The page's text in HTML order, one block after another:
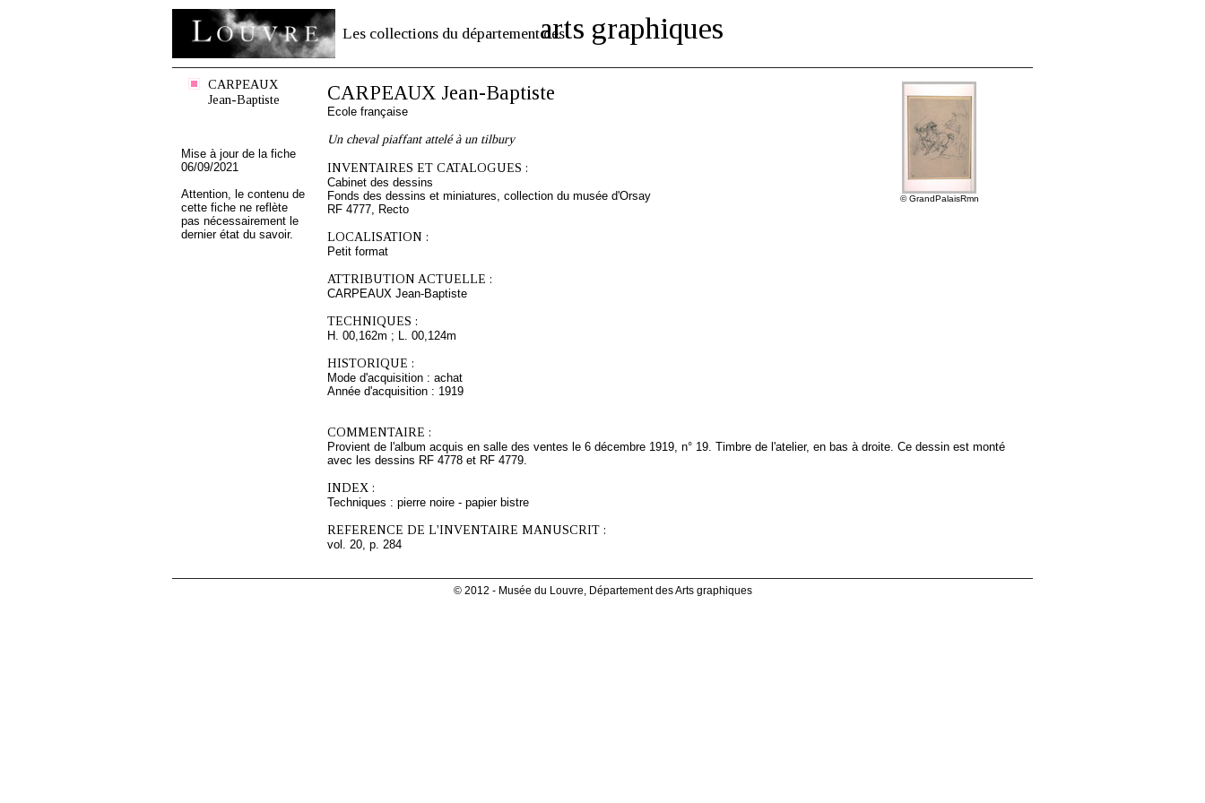
Les collections du département desarts graphiques
CARPEAUX
Jean-Baptiste
Mise à jour de la fiche
06/09/2021
Attention, le contenu de
cette fiche ne reflète
pas nécessairement le
dernier état du savoir.
© GrandPalaisRmn
CARPEAUX Jean-Baptiste
Ecole française
Un cheval piaffant attelé à un tilbury
INVENTAIRES ET CATALOGUES :
Cabinet des dessins
Fonds des dessins et miniatures, collection du musée d'Orsay
RF 4777, Recto
LOCALISATION :
Petit format
ATTRIBUTION ACTUELLE :
CARPEAUX Jean-Baptiste
TECHNIQUES :
H. 00,162m ; L. 00,124m
HISTORIQUE :
Mode d'acquisition : achat
Année d'acquisition : 1919
COMMENTAIRE :
Provient de l'album acquis en salle des ventes le 6 décembre 1919, n° 19. Timbre de l'atelier, en bas à droite. Ce dessin est monté
avec les dessins RF 4778 et RF 4779.
INDEX :
Techniques : pierre noire - papier bistre
REFERENCE DE L'INVENTAIRE MANUSCRIT :
vol. 20, p. 284
© 2012 - Musée du Louvre, Département des Arts graphiques